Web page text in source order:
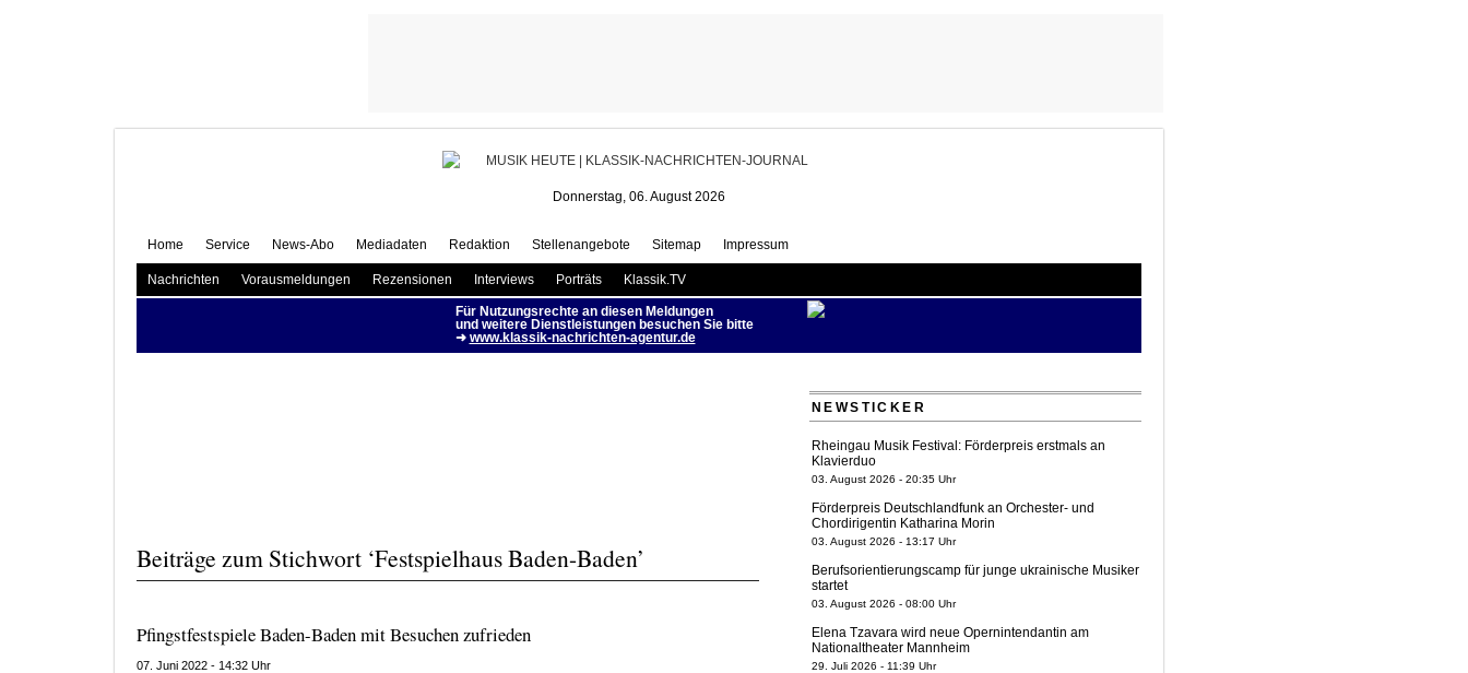
Festspielhaus Baden-Baden | MUSIK
Donnerstag, 06. August 2026
Home Service News-Abo Mediadaten Redaktion Stellenangebote Sitemap Impressum
Nachrichten Vorausmeldungen Rezensionen Interviews Porträts Klassik.TV
Für Nutzungsrechte an diesen Meldungen
und weitere Dienstleistungen besuchen Sie bitte
➜ www.klassik-nachrichten-agentur.de
Beiträge zum Stichwort ‘Festspielhaus Baden-Baden’
Pfingstfestspiele Baden-Baden mit Besuchen zufrieden
07. Juni 2022 - 14:32 Uhr
NEWSTICKER
Rheingau Musik Festival: Förderpreis erstmals an
Klavierduo
03. August 2026 - 20:35 Uhr
Förderpreis Deutschlandfunk an Orchester- und
Chordirigentin Katharina Morin
03. August 2026 - 13:17 Uhr
Berufsorientierungscamp für junge ukrainische Musiker
startet
03. August 2026 - 08:00 Uhr
Elena Tzavara wird neue Opernintendantin am
Nationaltheater Mannheim
29. Juli 2026 - 11:39 Uhr